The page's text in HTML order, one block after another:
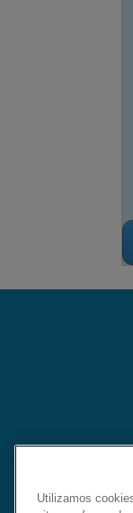
Utilizamos